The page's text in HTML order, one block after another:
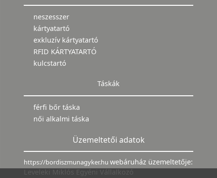
neszesszer
kártyatartó
exkluzív kártyatartó
RFID KÁRTYATARTÓ
kulcstartó
Táskák
férfi bőr táska
női alkalmi táska
Üzemeltetői adatok
https://bordiszmunagyker.hu webáruház üzemeltetője:
Leveleki Miklós Egyéni Vállalkozó